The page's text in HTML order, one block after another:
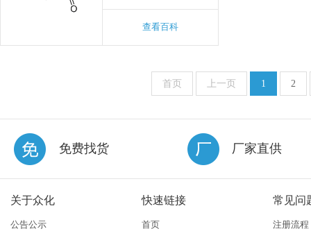
查看百科
首页 上一页 1 2
免费找货 厂家直供
关于众化
公告公示
快速链接
首页
常见问
注册流程